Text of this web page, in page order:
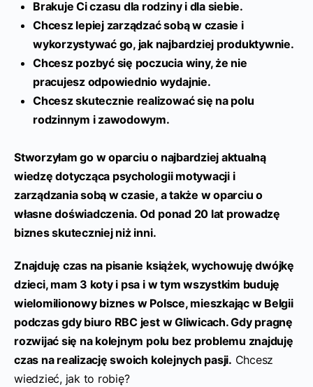
Brakuje Ci czasu dla rodziny i dla siebie.
Chcesz lepiej zarządzać sobą w czasie i
wykorzystywać go, jak najbardziej produktywnie.
Chcesz pozbyć się poczucia winy, że nie
pracujesz odpowiednio wydajnie.
Chcesz skutecznie realizować się na polu
rodzinnym i zawodowym.
Stworzyłam go w oparciu o najbardziej aktualną
wiedzę dotycząca psychologii motywacji i
zarządzania sobą w czasie, a także w oparciu o
własne doświadczenia. Od ponad 20 lat prowadzę
biznes skuteczniej niż inni.
Znajduję czas na pisanie książek, wychowuję dwójkę
dzieci, mam 3 koty i psa i w tym wszystkim buduję
wielomilionowy biznes w Polsce, mieszkając w Belgii
podczas gdy biuro RBC jest w Gliwicach. Gdy pragnę
rozwijać się na kolejnym polu bez problemu znajduję
czas na realizację swoich kolejnych pasji. Chcesz
wiedzieć, jak to robię?